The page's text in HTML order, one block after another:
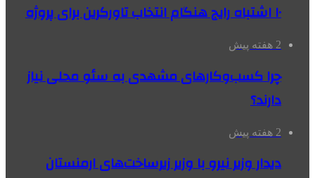
۱۰ اشتباه رایج هنگام انتخاب تاورکرین برای پروژه
2 هفته پیش
چرا کسب‌وکارهای مشهدی به سئو محلی نیاز
دارند؟
2 هفته پیش
دیدار وزیر نیرو با وزیر زیرساخت‌های ارمنستان